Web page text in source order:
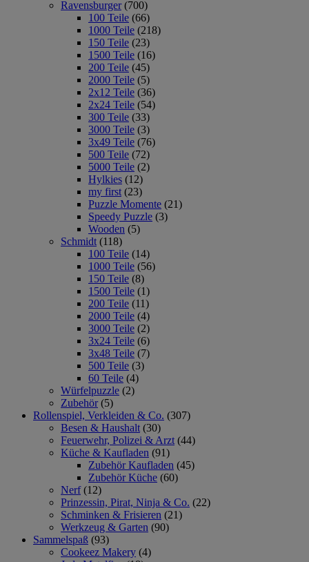
Ravensburger (700)
100 Teile (66)
1000 Teile (218)
150 Teile (23)
1500 Teile (16)
200 Teile (45)
2000 Teile (5)
2x12 Teile (36)
2x24 Teile (54)
300 Teile (33)
3000 Teile (3)
3x49 Teile (76)
500 Teile (72)
5000 Teile (2)
Hylkies (12)
my first (23)
Puzzle Momente (21)
Speedy Puzzle (3)
Wooden (5)
Schmidt (118)
100 Teile (14)
1000 Teile (56)
150 Teile (8)
1500 Teile (1)
200 Teile (11)
2000 Teile (4)
3000 Teile (2)
3x24 Teile (6)
3x48 Teile (7)
500 Teile (3)
60 Teile (4)
Würfelpuzzle (2)
Zubehör (5)
Rollenspiel, Verkleiden & Co. (307)
Besen & Haushalt (30)
Feuerwehr, Polizei & Arzt (44)
Küche & Kaufladen (91)
Zubehör Kaufladen (45)
Zubehör Küche (60)
Nerf (12)
Prinzessin, Pirat, Ninja & Co. (22)
Schminken & Frisieren (21)
Werkzeug & Garten (90)
Sammelspaß (93)
Cookeez Makery (4)